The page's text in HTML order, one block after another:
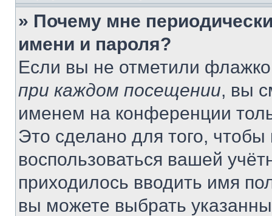
» Почему мне
имени и пароля?
Если вы не отметили
при каждом посещении, вы
именем на конференции
Это сделано для того, чтобы
воспользоваться вашей
приходилось вводить имя
вы можете выбрать